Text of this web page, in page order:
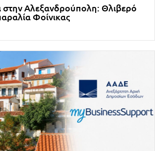
στην Αλεξανδρούπολη: Θλιβερό
Φοίνικας